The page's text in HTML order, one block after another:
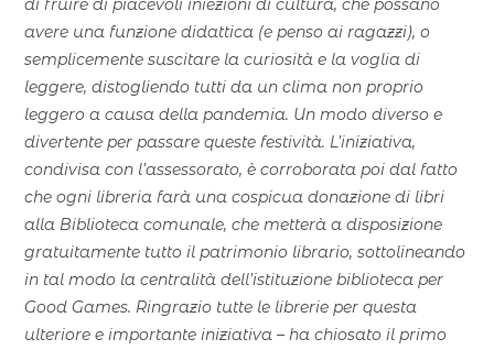
di fruire di piacevoli iniezioni di cultura, che possano
avere una funzione didattica (e penso ai ragazzi), o
semplicemente suscitare la curiosità e la voglia di
leggere, distogliendo tutti da un clima non proprio
leggero a causa della pandemia. Un modo diverso e
divertente per passare queste festività. L’iniziativa,
condivisa con l’assessorato, è corroborata poi dal fatto
che ogni libreria farà una cospicua donazione di libri
alla Biblioteca comunale, che metterà a disposizione
gratuitamente tutto il patrimonio librario, sottolineando
in tal modo la centralità dell’istituzione biblioteca per
Good Games. Ringrazio tutte le librerie per questa
ulteriore e importante iniziativa – ha chiosato il primo